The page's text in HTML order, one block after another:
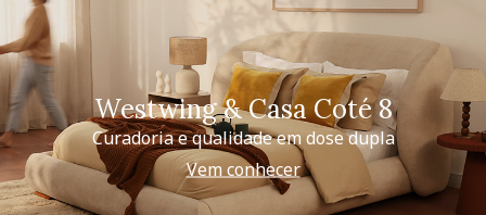
Westwing & Casa Coté 8
Curadoria e qualidade em dose dupla
Vem conhecer